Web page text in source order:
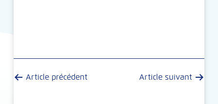
Article précédent Article suivant